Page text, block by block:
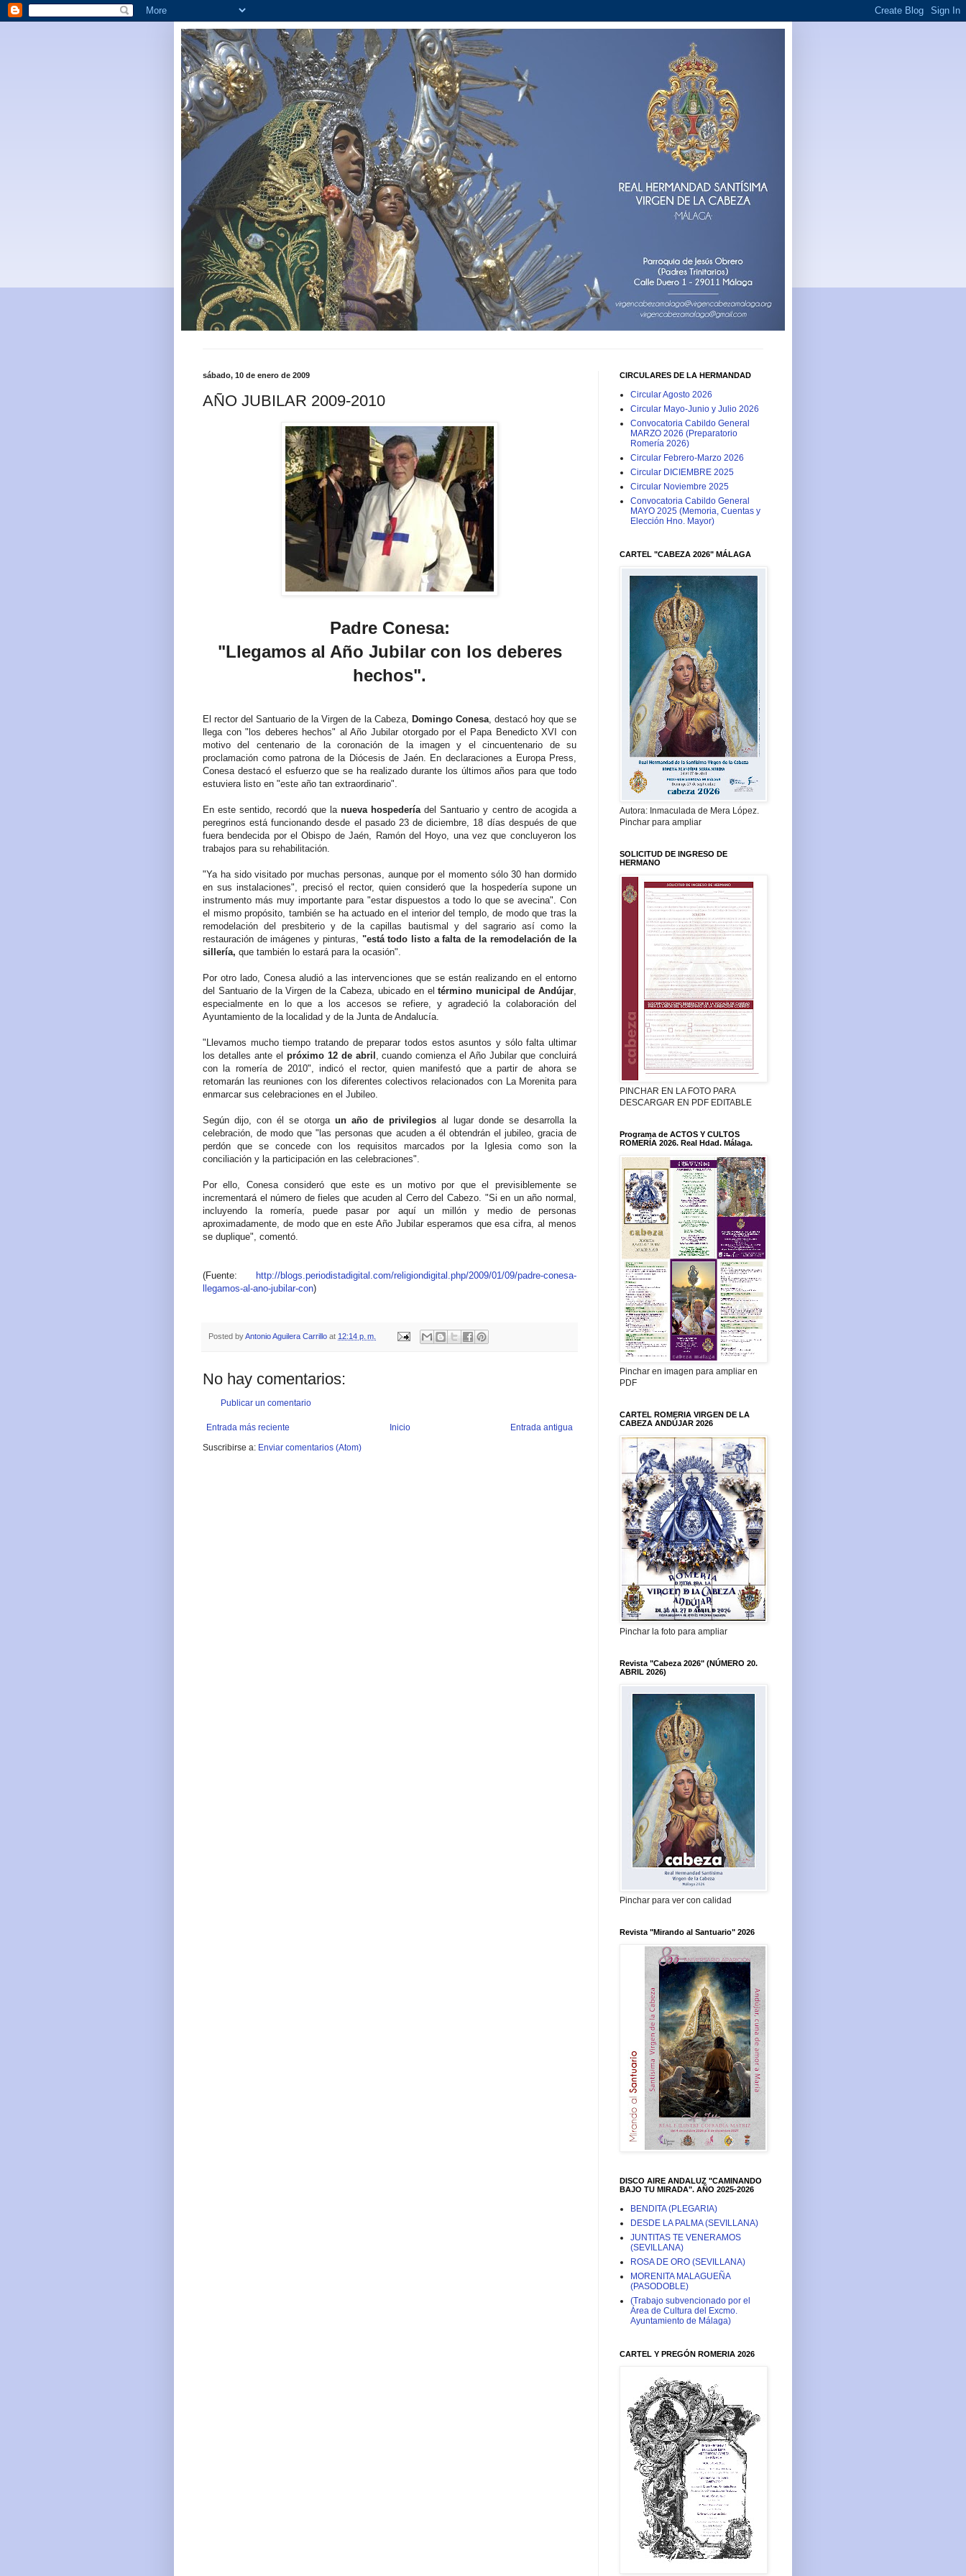
sábado, 10 de enero de 2009
AÑO JUBILAR 2009-2010
Padre Conesa:
"Llegamos al Año Jubilar con los deberes
hechos".
El rector del Santuario de la Virgen de la Cabeza, Domingo Conesa, destacó hoy que se
llega con "los deberes hechos" al Año Jubilar otorgado por el Papa Benedicto XVI con
motivo del centenario de la coronación de la imagen y el cincuentenario de su
proclamación como patrona de la Diócesis de Jaén. En declaraciones a Europa Press,
Conesa destacó el esfuerzo que se ha realizado durante los últimos años para que todo
estuviera listo en "este año tan extraordinario".
En este sentido, recordó que la nueva hospedería del Santuario y centro de acogida a
peregrinos está funcionando desde el pasado 23 de diciembre, 18 días después de que
fuera bendecida por el Obispo de Jaén, Ramón del Hoyo, una vez que concluyeron los
trabajos para su rehabilitación.
"Ya ha sido visitado por muchas personas, aunque por el momento sólo 30 han dormido
en sus instalaciones", precisó el rector, quien consideró que la hospedería supone un
instrumento más muy importante para "estar dispuestos a todo lo que se avecina". Con
el mismo propósito, también se ha actuado en el interior del templo, de modo que tras la
remodelación del presbiterio y de la capillas bautismal y del sagrario así como la
restauración de imágenes y pinturas, "está todo listo a falta de la remodelación de la
sillería, que también lo estará para la ocasión".
Por otro lado, Conesa aludió a las intervenciones que se están realizando en el entorno
del Santuario de la Virgen de la Cabeza, ubicado en eltérmino municipal de Andújar
especialmente en lo que a los accesos se refiere, y agradeció la colaboración del
Ayuntamiento de la localidad y de la Junta de Andalucía.
"Llevamos mucho tiempo tratando de preparar todos estos asuntos y sólo falta ultimar
los detalles ante el próximo 12 de abril , cuando comienza el Año Jubilar que concluirá
con la romería de 2010", indicó el rector, quien manifestó que a partir de ahora se
retomarán las reuniones con los diferentes colectivos relacionados con La Morenita para
enmarcar sus celebraciones en el Jubileo.
Según dijo, con él se otorga un año de privilegios al lugar donde se desarrolla la
celebración, de modo que "las personas que acuden a él obtendrán el jubileo, gracia de
perdón que se concede con los requisitos marcados por la Iglesia como son la
conciliación y la participación en las celebraciones".
Por ello, Conesa consideró que este es un motivo por que el previsiblemente se
incrementará el número de fieles que acuden al Cerro del Cabezo. "Si en un año normal,
incluyendo la romería, puede pasar por aquí un millón y medio de personas
aproximadamente, de modo que en este Año Jubilar esperamos que esa cifra, al menos
se duplique", comentó.
(Fuente: http://blogs.periodistadigital.com/religiondigital.php/2009/01/09/padre-conesa-
llegamos-al-ano-jubilar-con)
Posted byAntonio Aguilera Carrillo at 12:14 p. m.
No hay comentarios:
Publicar un comentario
Entrada más reciente Entrada antigua
Inicio
Suscribirse a: Enviar comentarios (Atom)
CIRCULARES DE LA HERMANDAD
Circular Agosto 2026
Circular Mayo-Junio y Julio 2026
Convocatoria Cabildo General
MARZO 2026 (Preparatorio
Romería 2026)
Circular Febrero-Marzo 2026
Circular DICIEMBRE 2025
Circular Noviembre 2025
Convocatoria Cabildo General
MAYO 2025 (Memoria, Cuentas y
Elección Hno. Mayor)
CARTEL "CABEZA 2026" MÁLAGA
Autora: Inmaculada de Mera López.
Pinchar para ampliar
SOLICITUD DE INGRESO DE
HERMANO
PINCHAR EN LA FOTO PARA
DESCARGAR EN PDF EDITABLE
Programa de ACTOS Y CULTOS
ROMERÍA 2026. Real Hdad. Málaga.
Pinchar en imagen para ampliar en
PDF
CARTEL ROMERIA VIRGEN DE LA
CABEZA ANDÚJAR 2026
Pinchar la foto para ampliar
Revista "Cabeza 2026" (NÚMERO 20.
ABRIL 2026)
Pinchar para ver con calidad
Revista "Mirando al Santuario" 2026
DISCO AIRE ANDALUZ "CAMINANDO
BAJO TU MIRADA". AÑO 2025-2026
BENDITA (PLEGARIA)
DESDE LA PALMA (SEVILLANA)
JUNTITAS TE VENERAMOS
(SEVILLANA)
ROSA DE ORO (SEVILLANA)
MORENITA MALAGUEÑA
(PASODOBLE)
(Trabajo subvencionado por el
Área de Cultura del Excmo.
Ayuntamiento de Málaga)
CARTEL Y PREGÓN ROMERIA 2026